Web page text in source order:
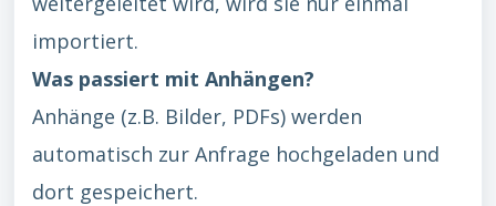
importiert.
Was passiert mit Anhängen?
Anhänge (z.B. Bilder, PDFs) werden
automatisch zur Anfrage hochgeladen und
dort gespeichert.